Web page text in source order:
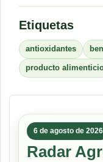
Etiquetas
antioxidantes
producto
6 de agosto de 2026
Radar